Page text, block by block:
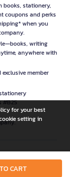
CART
books, stationery,
coupons and perks
when you
writing
anywhere with
member
#B2S
for your best
setting in